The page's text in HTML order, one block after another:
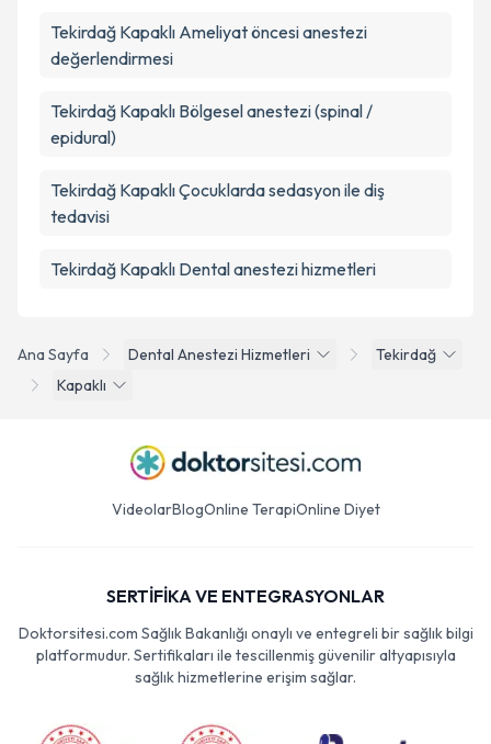
Ana Sayfa Dental Anestezi Hizmetleri
Tekirdağ
Kapaklı
Tekirdağ Kapaklı Ameliyat öncesi anestezi
değerlendirmesi
Tekirdağ Kapaklı Bölgesel anestezi (spinal /
epidural)
Tekirdağ Kapaklı Çocuklarda sedasyon ile diş
tedavisi
Tekirdağ Kapaklı Dental anestezi hizmetleri
VideolarBlogOnline TerapiOnline Diyet
SERTİFİKA VE ENTEGRASYONLAR
Doktorsitesi.com Sağlık Bakanlığı onaylı ve entegreli bir sağlık bilgi
platformudur. Sertifikaları ile tescillenmiş güvenilir altyapısıyla
sağlık hizmetlerine erişim sağlar.